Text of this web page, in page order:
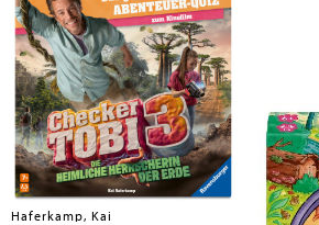
Haferkamp, Kai